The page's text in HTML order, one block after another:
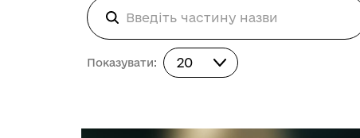
Показувати: Показувати:
20